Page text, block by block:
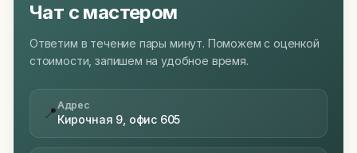
Чат с мастером
Ответим в течение пары минут. Поможем с оценкой
стоимости, запишем на удобное время.
📍Адрес
Кирочная 9, офис 605